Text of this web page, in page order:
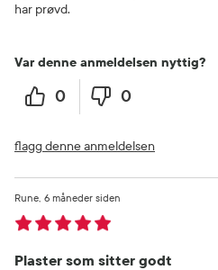
har prøvd.
Var denne anmeldelsen nyttig?
0 0
flagg denne anmeldelsen
Plaster som sitter godt
6 måneder siden
Rune